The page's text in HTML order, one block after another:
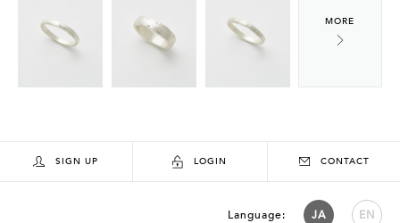
SIGN UP LOGIN CONTACT
Language: JA EN